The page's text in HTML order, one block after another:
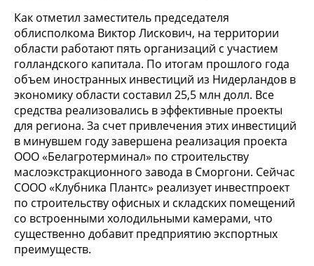
Как отметил заместитель председателя
облисполкома Виктор Лискович, на территории
области работают пять организаций с участием
голландского капитала. По итогам прошлого года
объем иностранных инвестиций из Нидерландов в
экономику области составил 25,5 млн долл. Все
средства реализовались в эффективные проекты
для региона. За счет привлечения этих инвестиций
в минувшем году завершена реализация проекта
ООО «Белагротерминал» по строительству
маслоэкстракционного завода в Сморгони. Сейчас
СООО «Клубника Плантс» реализует инвестпроект
по строительству офисных и складских помещений
со встроенными холодильными камерами, что
существенно добавит предприятию экспортных
преимуществ.